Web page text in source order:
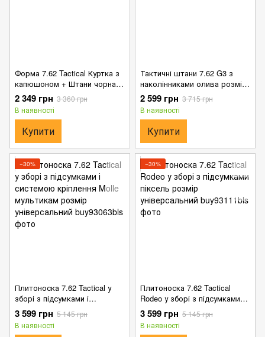
Форма 7.62 Tactical Куртка з
капюшоном + Штани чорна
розмір S
2 349 грн 3 360 грн
В наявності
Купити
Тактичні штани 7.62 G3 з
наколінниками олива розмір
S
2 599 грн 3 715 грн
В наявності
Купити
−30%
Плитоноска 7.62 Tactical у
зборі з підсумками і
системою кріплення Molle
мультикам розмір
універсальний
3 599 грн 5 145 грн
В наявності
−30%
Плитоноска 7.62 Tactical
Rodeo у зборі з підсумками
піксель розмір універсальний
3 599 грн 5 145 грн
В наявності